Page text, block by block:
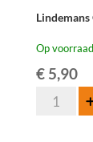
Lindemans
Op voorraad
€5,90
Lindemans